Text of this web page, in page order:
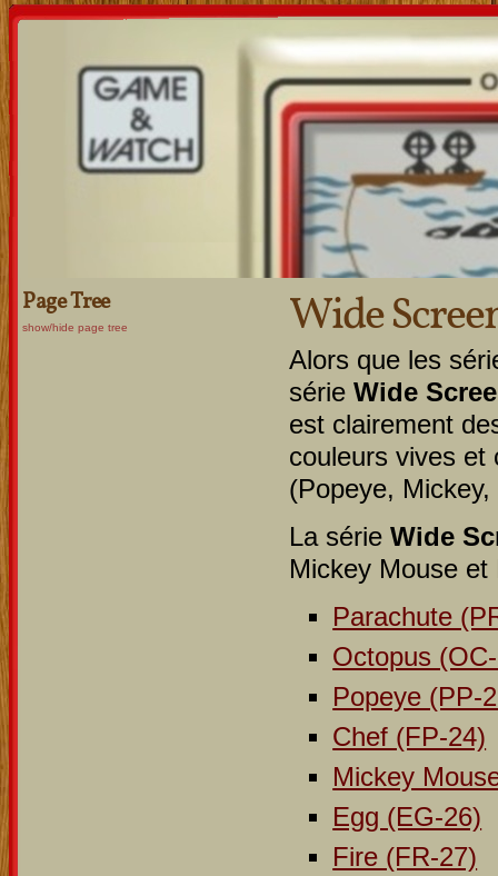
Wide
Alors que les
série Wide
est clairement
couleurs vives et
(Popeye,
La série Wide
Mickey Mouse et
Parachute
Octopus
Popeye (PP-
Chef (FP-24)
Mickey
Egg (EG-26)
Fire (FR-27)
Page Tree
show/hide page tree